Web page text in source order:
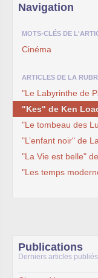
Navigation
MOTS-CLÉS DE
Cinéma
ARTICLES DE LA
"Le Labyrinthe de
"Kes" de Ken
"Le tombeau des
"L’enfant noir" de
"La Vie est belle"
"Les temps
Publications
Derniers articles publiés